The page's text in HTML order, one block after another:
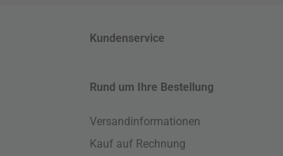
Kundenservice
Rund um Ihre Bestellung
Versandinformationen
Kauf auf Rechnung